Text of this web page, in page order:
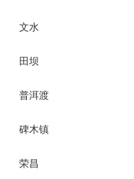
文水
田坝
普洱渡
碑木镇
荣昌